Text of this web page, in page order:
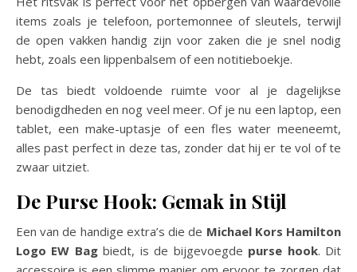
items zoals je telefoon, portemonnee of sleutels, terwijl
de open vakken handig zijn voor zaken die je snel nodig
hebt, zoals een lippenbalsem of een notitieboekje.
De tas biedt voldoende ruimte voor al je dagelijkse
benodigdheden en nog veel meer. Of je nu een laptop, een
tablet, een make-uptasje of een fles water meeneemt,
alles past perfect in deze tas, zonder dat hij er te vol of te
zwaar uitziet.
De Purse Hook: Gemak in Stijl
Een van de handige extra’s die de Michael Kors Hamilton
Logo EW Bagbiedt, is de bijgevoegde purse hook. Dit